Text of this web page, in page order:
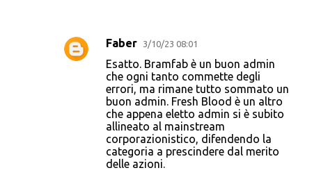
Faber 3/10/23 08:01
Esatto. Bramfab è un buon admin
che ogni tanto commette degli
errori, ma rimane tutto sommato un
buon admin. Fresh Blood è un altro
che appena eletto admin si è subito
allineato al mainstream
corporazionistico, difendendo la
categoria a prescindere dal merito
delle azioni.